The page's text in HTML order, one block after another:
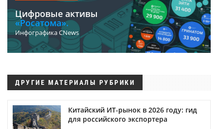
Цифровые активы
«Росатома».
Инфографика CNews
ДРУГИЕ МАТЕРИАЛЫ РУБРИКИ
Китайский ИТ-рынок в 2026 году: гид
для российского экспортера